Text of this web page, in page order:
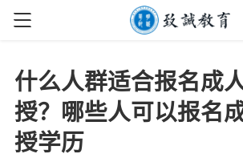
什么人群适合报名成
授？哪些人可以报名
授学历